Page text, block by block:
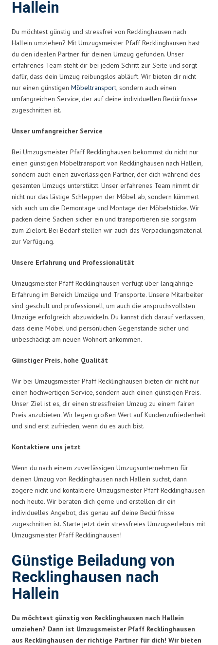
Hallein
Du möchtest günstig und stressfrei von Recklinghausen nach
Hallein umziehen? Mit Umzugsmeister Pfaff Recklinghausen hast
du den idealen Partner für deinen Umzug gefunden. Unser
erfahrenes Team steht dir bei jedem Schritt zur Seite und sorgt
dafür, dass dein Umzug reibungslos abläuft. Wir bieten dir nicht
nur einen günstigen Möbeltransport, sondern auch einen
umfangreichen Service, der auf deine individuellen Bedürfnisse
zugeschnitten ist.
Unser umfangreicher Service
Bei Umzugsmeister Pfaff Recklinghausen bekommst du nicht nur
einen günstigen Möbeltransport von Recklinghausen nach Hallein,
sondern auch einen zuverlässigen Partner, der dich während des
gesamten Umzugs unterstützt. Unser erfahrenes Team nimmt dir
nicht nur das lästige Schleppen der Möbel ab, sondern kümmert
sich auch um die Demontage und Montage der Möbelstücke. Wir
packen deine Sachen sicher ein und transportieren sie sorgsam
zum Zielort. Bei Bedarf stellen wir auch das Verpackungsmaterial
zur Verfügung.
Unsere Erfahrung und Professionalität
Umzugsmeister Pfaff Recklinghausen verfügt über langjährige
Erfahrung im Bereich Umzüge und Transporte. Unsere Mitarbeiter
sind geschult und professionell, um auch die anspruchsvollsten
Umzüge erfolgreich abzuwickeln. Du kannst dich darauf verlassen,
dass deine Möbel und persönlichen Gegenstände sicher und
unbeschädigt am neuen Wohnort ankommen.
Günstiger Preis, hohe Qualität
Wir bei Umzugsmeister Pfaff Recklinghausen bieten dir nicht nur
einen hochwertigen Service, sondern auch einen günstigen Preis.
Unser Ziel ist es, dir einen stressfreien Umzug zu einem fairen
Preis anzubieten. Wir legen großen Wert auf Kundenzufriedenheit
und sind erst zufrieden, wenn du es auch bist.
Kontaktiere uns jetzt
Wenn du nach einem zuverlässigen Umzugsunternehmen für
deinen Umzug von Recklinghausen nach Hallein suchst, dann
zögere nicht und kontaktiere Umzugsmeister Pfaff Recklinghausen
noch heute. Wir beraten dich gerne und erstellen dir ein
individuelles Angebot, das genau auf deine Bedürfnisse
zugeschnitten ist. Starte jetzt dein stressfreies Umzugserlebnis mit
Umzugsmeister Pfaff Recklinghausen!
Günstige Beiladung von
Recklinghausen nach
Hallein
Du möchtest günstig von Recklinghausen nach Hallein
umziehen? Dann ist Umzugsmeister Pfaff Recklinghausen
aus Recklinghausen der richtige Partner für dich! Wir bieten